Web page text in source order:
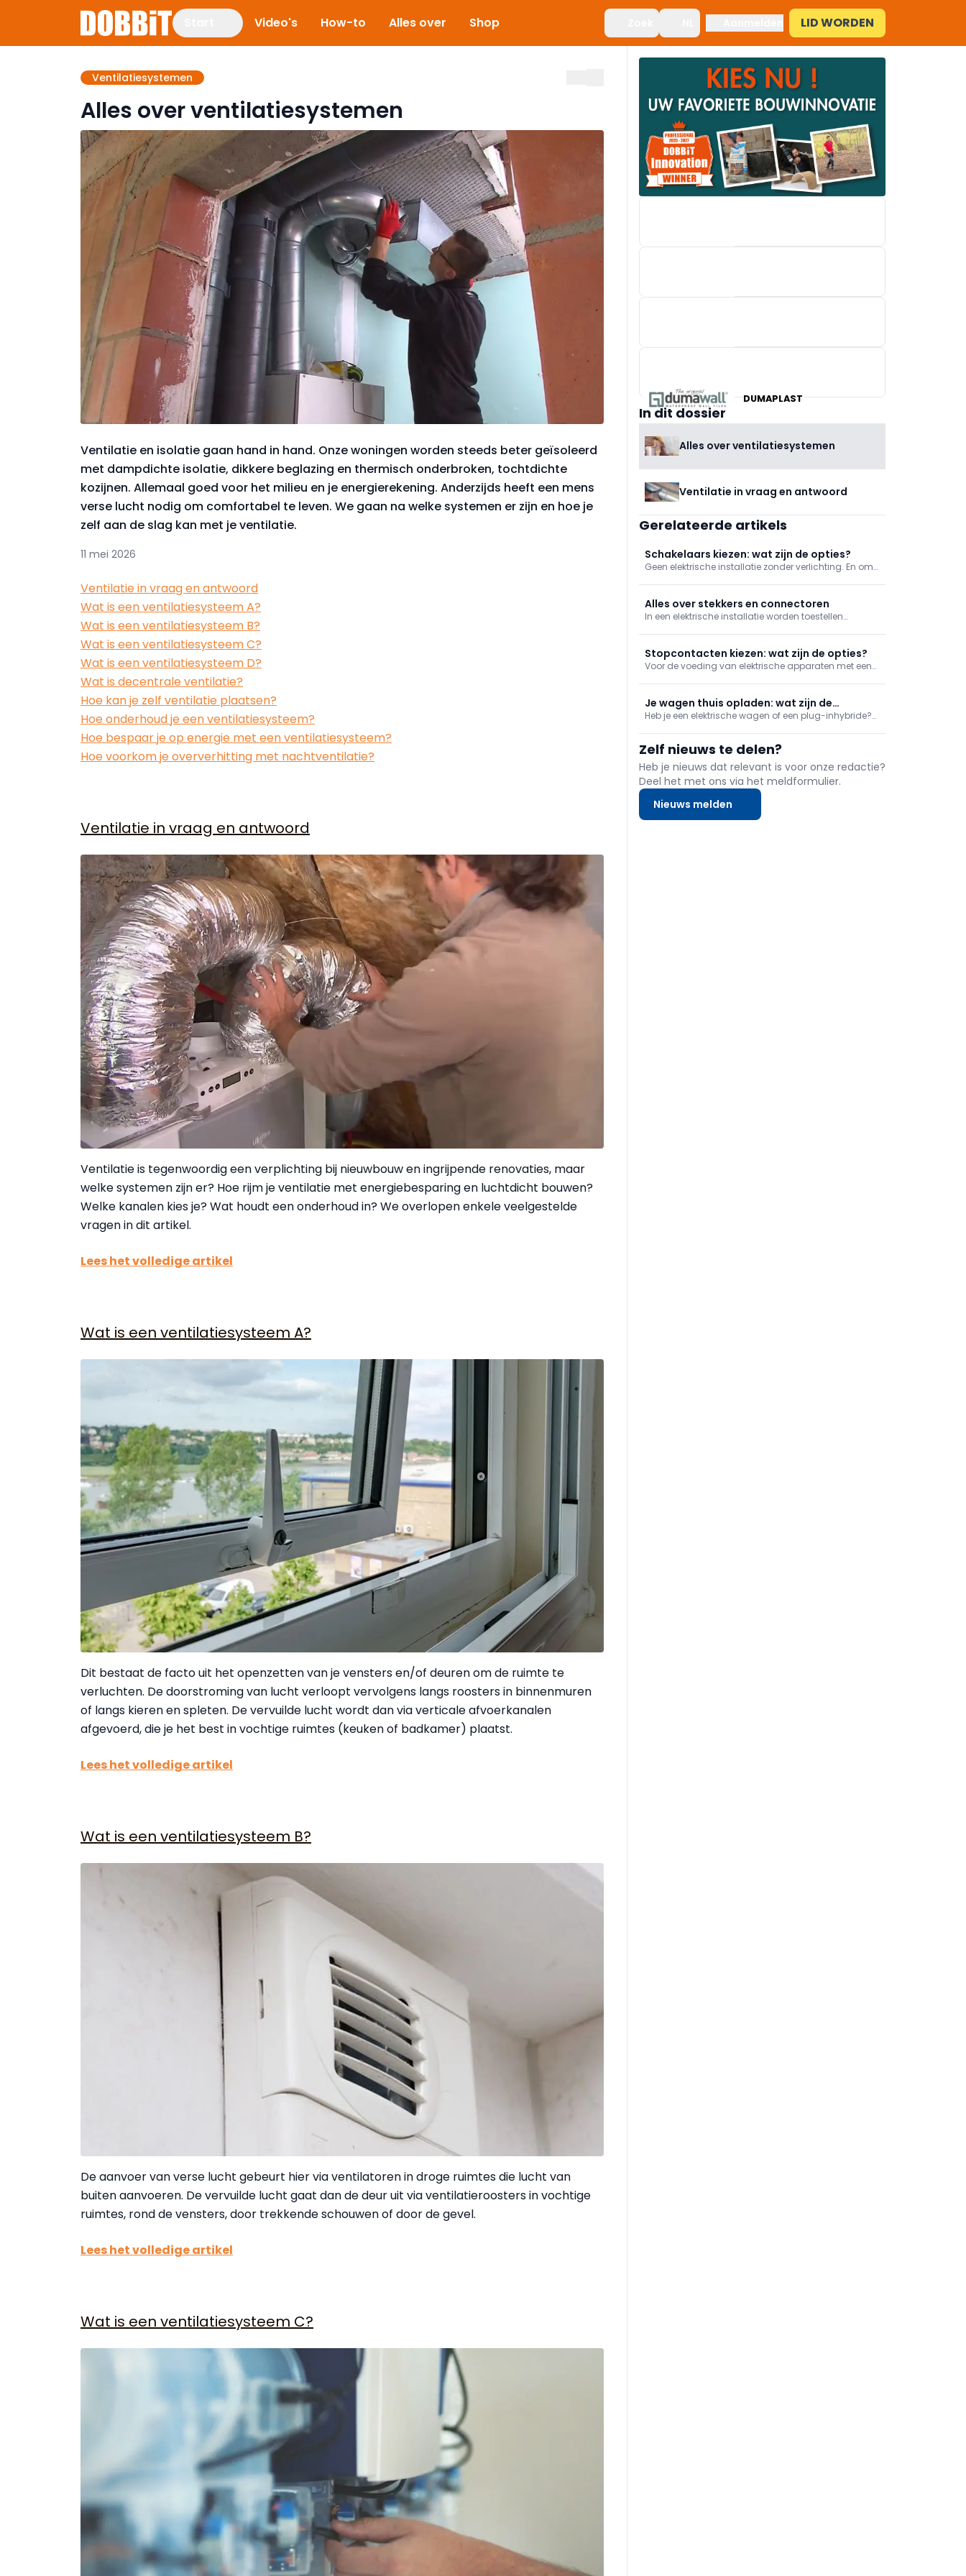
Video's How-to Alles over Shop LID WORDEN
Ventilatiesystemen
Alles over ventilatiesystemen
Ventilatie en isolatie gaan hand in hand. Onze woningen worden steeds beter geïsoleerd
met dampdichte isolatie, dikkere beglazing en thermisch onderbroken, tochtdichte
kozijnen. Allemaal goed voor het milieu en je energierekening. Anderzijds heeft een mens
verse lucht nodig om comfortabel te leven. We gaan na welke systemen er zijn en hoe je
zelf aan de slag kan met je ventilatie.
11 mei 2026
Ventilatie in vraag en antwoord
Wat is een ventilatiesysteem A?
Wat is een ventilatiesysteem B?
Wat is een ventilatiesysteem C?
Wat is een ventilatiesysteem D?
Wat is decentrale ventilatie?
Hoe kan je zelf ventilatie plaatsen?
Hoe onderhoud je een ventilatiesysteem?
Hoe bespaar je op energie met een ventilatiesysteem?
Hoe voorkom je oververhitting met nachtventilatie?
Ventilatie in vraag en antwoord
Ventilatie is tegenwoordig een verplichting bij nieuwbouw en ingrijpende renovaties, maar
welke systemen zijn er? Hoe rijm je ventilatie met energiebesparing en luchtdicht bouwen?
Welke kanalen kies je? Wat houdt een onderhoud in? We overlopen enkele veelgestelde
vragen in dit artikel.
Lees het volledige artikel
Wat is een ventilatiesysteem A?
Dit bestaat de facto uit het openzetten van je vensters en/of deuren om de ruimte te
verluchten. De doorstroming van lucht verloopt vervolgens langs roosters in binnenmuren
of langs kieren en spleten. De vervuilde lucht wordt dan via verticale afvoerkanalen
afgevoerd, die je het best in vochtige ruimtes (keuken of badkamer) plaatst.
Lees het volledige artikel
Wat is een ventilatiesysteem B?
De aanvoer van verse lucht gebeurt hier via ventilatoren in droge ruimtes die lucht van
buiten aanvoeren. De vervuilde lucht gaat dan de deur uit via ventilatieroosters in vochtige
ruimtes, rond de vensters, door trekkende schouwen of door de gevel.
Lees het volledige artikel
Wat is een ventilatiesysteem C?
DUMAPLAST
In dit dossier
Alles over ventilatiesystemen
Ventilatie in vraag en antwoord
Gerelateerde artikels
Schakelaars kiezen: wat zijn de opties?
Geen elektrische installatie zonder verlichting. En om
een lamp aan of uit. Schakelaars bestaan in
verschillende uitvoeringen.
Alles over stekkers en connectoren
In een elektrische installatie worden toestellen
eenvoudige verbinding tussen een toestel en de
installatie, zowel voor elektrische voeding als voor da
Stopcontacten kiezen: wat zijn de opties?
Voor de voeding van elektrische apparaten met een
je kan kiezen.
Je wagen thuis opladen: wat zijn de
mogelijkheden?
Heb je een elektrische wagen of een plug-inhybride?
zoal bij komt kijken. En wat is er mogelijk met het
klassieke stopcontact?
Zelf nieuws te delen?
Heb je nieuws dat relevant is voor onze redactie?
Deel het met ons via het meldformulier.
Nieuws melden